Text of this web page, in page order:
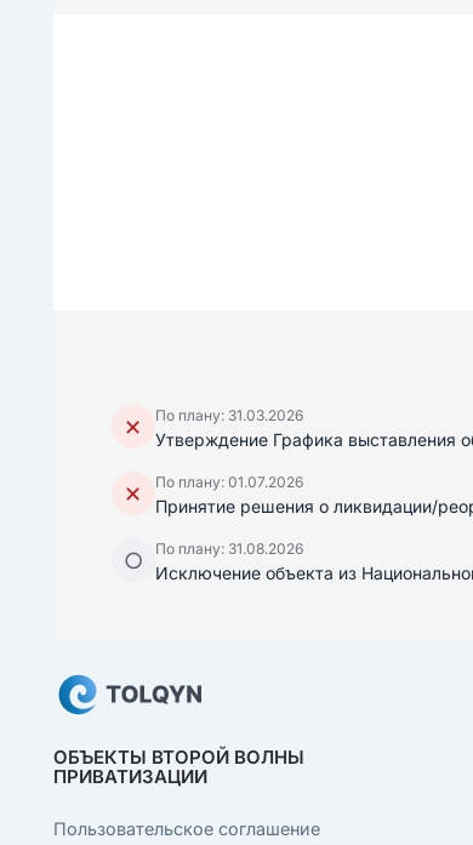
✕ По плану: 31.03.2026
Утверждение Графика выставления
✕ По плану: 01.07.2026
Принятие решения о ликвидации/
○ По плану: 31.08.2026
Исключение объекта из
ОБЪЕКТЫ ВТОРОЙ ВОЛНЫ
ПРИВАТИЗАЦИИ
Пользовательское соглашение